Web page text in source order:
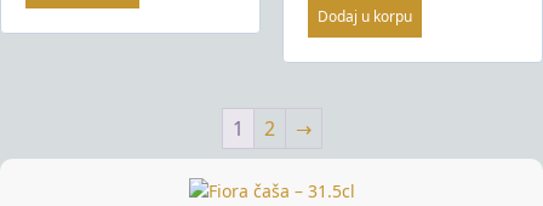
Dodaj u korpu
1 2 →